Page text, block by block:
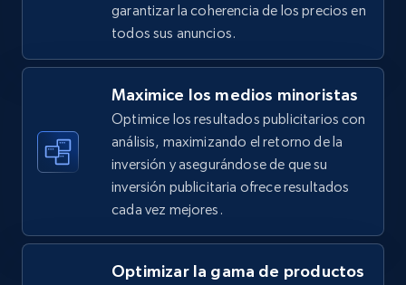
URL, Title, Available, Description, Currency, Initial
price, Final price, Discount percent, and more.
TikTok Shop - Collect TikTok shop products
by keywords search
URL, Title, Available, Description, Currency, Initial
price, Final price, Discount percent, and more.
garantizar la coherencia de los precios en
todos sus anuncios.
Maximice los medios minoristas
Optimice los resultados publicitarios con
análisis, maximizando el retorno de la
inversión y asegurándose de que su
inversión publicitaria ofrece resultados
cada vez mejores.
Optimizar la gama de productos